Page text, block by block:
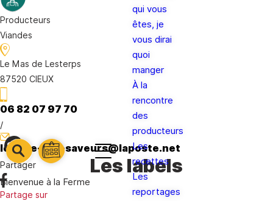
barre
barre
2
barre
qui vous
êtes, je
vous dirai
quoi
manger
À la
rencontre
des
producteurs
Les
recettes
Les
reportages
Producteurs
Viandes
Le Mas de Lesterps
87520 CIEUX
06 82 07 97 70
/
letable-des-saveurs@laposte.net
Les labels
Bienvenue à la Ferme
Partager
Partage sur